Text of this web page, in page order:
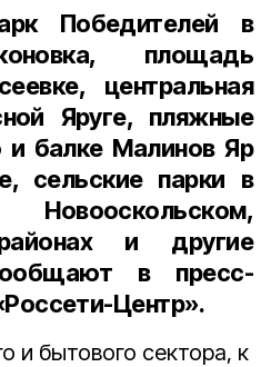
Победителей в
площадь
центральная
Яруге, пляжные
балке Малинов Яр
сельские парки в
и другие
в пресс-
Центр».
и бытового сектора, к